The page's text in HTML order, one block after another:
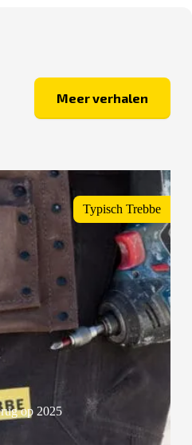
Meer verhalen
Typisch Trebbe
op 2025